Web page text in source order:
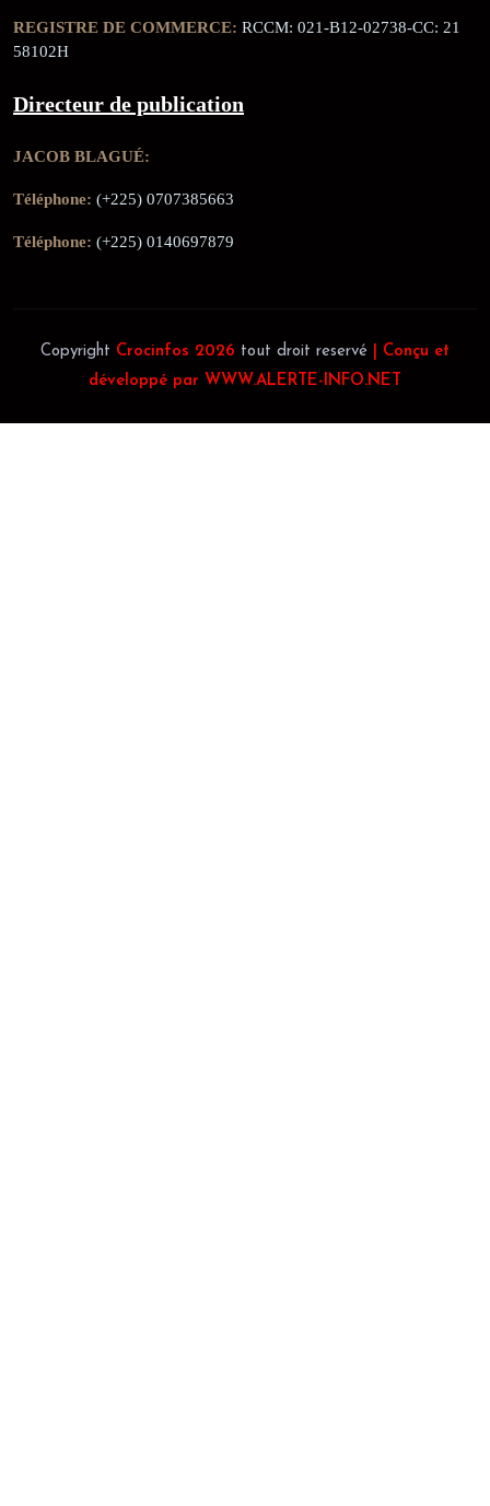
REGISTRE DE COMMERCE: RCCM: 021-B12-02738-CC: 21
58102H
Directeur de publication
JACOB BLAGUÉ:
Téléphone: (+225) 0707385663
Téléphone: (+225) 0140697879
Copyright Crocinfos 2026 tout droit reservé
| Conçu et
développé par WWW.ALERTE-INFO.NET